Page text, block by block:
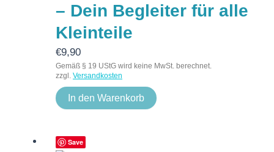
– Dein Begleiter für alle
Kleinteile
€9,90
Gemäß § 19 UStG wird keine MwSt. berechnet.
zzgl. Versandkosten
In den Warenkorb
Save